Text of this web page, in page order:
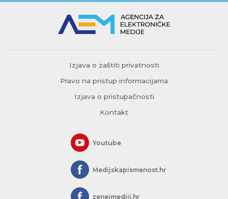
Izjava o zaštiti privatnosti
Pravo na pristup informacijama
Izjava o pristupačnosti
Kontakt
Youtube
Medijskapismenost.hr
zeneimediji.hr